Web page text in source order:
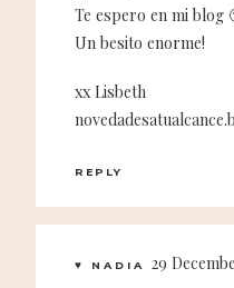
Te espero en mi blog
Un besito enorme!
xx Lisbeth
REPLY
♥ NADIA
29